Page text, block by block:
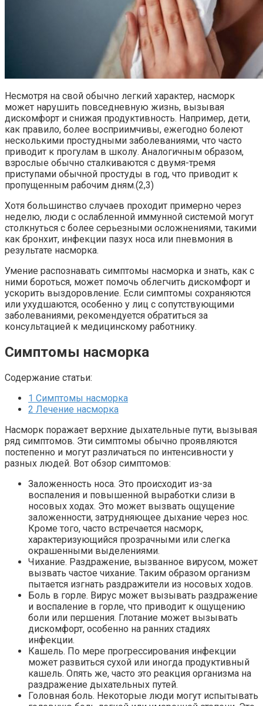
Несмотря на свой обычно легкий характер, насморк
может нарушить повседневную жизнь, вызывая
дискомфорт и снижая продуктивность. Например, дети,
как правило, более восприимчивы, ежегодно болеют
несколькими простудными заболеваниями, что часто
приводит к прогулам в школу. Аналогичным образом,
взрослые обычно сталкиваются с двумя-тремя
приступами обычной простуды в год, что приводит к
пропущенным рабочим дням.(2,3)
Хотя большинство случаев проходит примерно через
неделю, люди с ослабленной иммунной системой могут
столкнуться с более серьезными осложнениями, такими
как бронхит, инфекции пазух носа или пневмония в
результате насморка.
Умение распознавать симптомы насморка и знать, как с
ними бороться, может помочь облегчить дискомфорт и
ускорить выздоровление. Если симптомы сохраняются
или ухудшаются, особенно у лиц с сопутствующими
заболеваниями, рекомендуется обратиться за
консультацией к медицинскому работнику.
Симптомы насморка
Содержание статьи:
1 Симптомы насморка
2 Лечение насморка
Насморк поражает верхние дыхательные пути, вызывая
ряд симптомов. Эти симптомы обычно проявляются
постепенно и могут различаться по интенсивности у
разных людей. Вот обзор симптомов:
Заложенность носа. Это происходит из-за
воспаления и повышенной выработки слизи в
носовых ходах. Это может вызвать ощущение
заложенности, затрудняющее дыхание через нос.
Кроме того, часто встречается насморк,
характеризующийся прозрачными или слегка
окрашенными выделениями.
Чихание. Раздражение, вызванное вирусом, может
вызвать частое чихание. Таким образом организм
пытается изгнать раздражители из носовых ходов.
Боль в горле. Вирус может вызывать раздражение
и воспаление в горле, что приводит к ощущению
боли или першения. Глотание может вызывать
дискомфорт, особенно на ранних стадиях
инфекции.
Кашель. По мере прогрессирования инфекции
может развиться сухой или иногда продуктивный
кашель. Опять же, часто это реакция организма на
раздражение дыхательных путей.
Головная боль. Некоторые люди могут испытывать